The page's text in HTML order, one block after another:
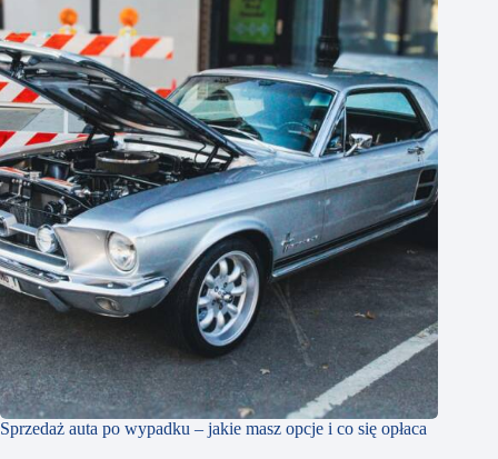
Sprzedaż auta po wypadku – jakie masz opcje i co się opłaca